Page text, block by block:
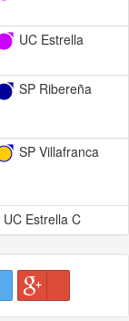
UC Estrella
SP Ribereña
SP Villafranca
UC Estrella C